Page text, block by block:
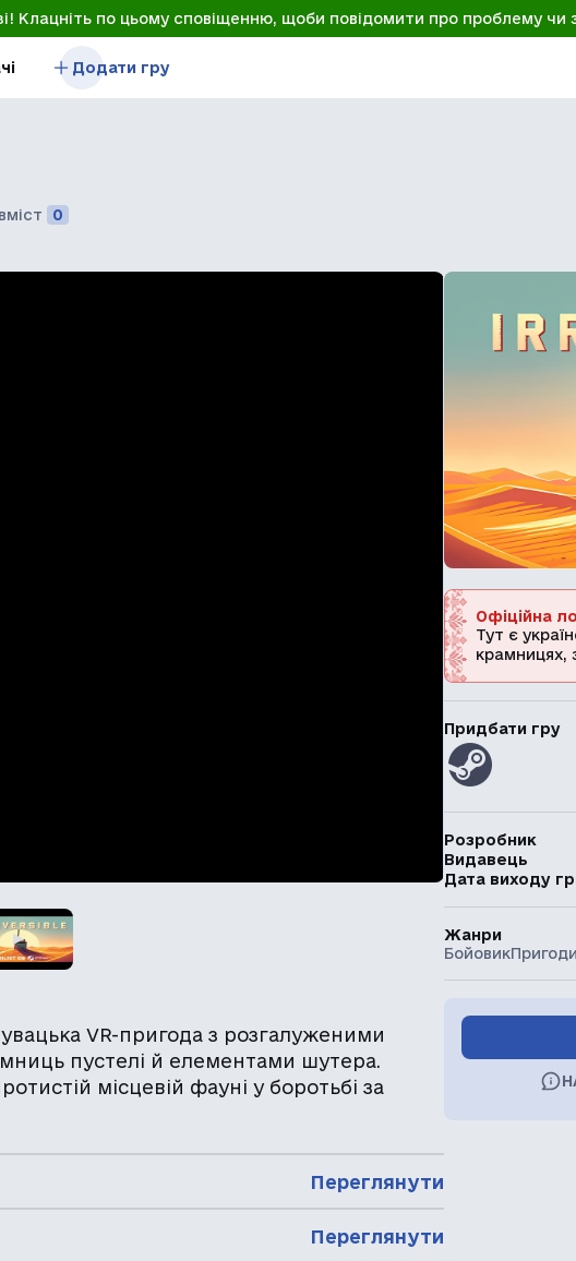
Клацніть по цьому сповіщенню, щоби повідомити про проблему чи
Додати гру
0
VR-пригода з розгалуженими
пустелі й елементами шутера.
місцевій фауні у боротьбі за
Переглянути
Переглянути
Офіційна
Тут є
крамницях,
Придбати гру
Розробник
Видавець
Дата виходу
Жанри
БойовикПригоди